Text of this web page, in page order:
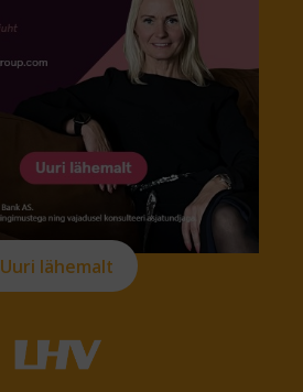
Uuri lähemalt